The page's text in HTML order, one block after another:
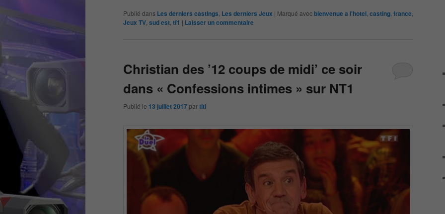
Publié dans Les derniers castings Les derniers Jeux | Marqué avecbienvenue a l'hotel casting france
Jeux TV sud est tf1 | Laisser un commentaire
Christian des ’12 coups de midi’ ce soir
dans « Confessions intimes » sur NT1
Publié le 13 juillet 2017 partiti